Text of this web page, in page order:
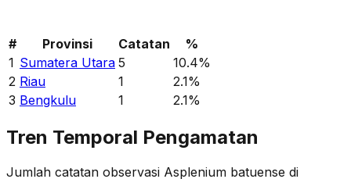
# Provinsi Catatan
%
1 Sumatera Utara 5 10.4%
2 Riau 1 2.1%
3 Bengkulu 1 2.1%
Tren Temporal Pengamatan
Jumlah catatan observasi Asplenium batuense di